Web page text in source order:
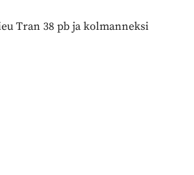
Tran 38 pb ja kolmanneksi